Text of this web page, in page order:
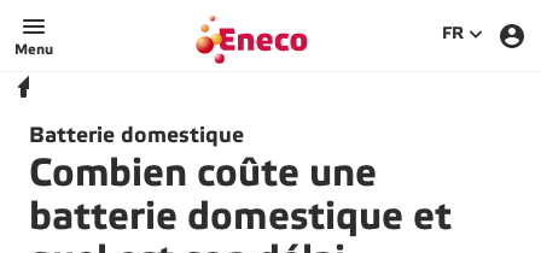
Menu
FR
Batterie domestique
Combien coûte une
batterie domestique et